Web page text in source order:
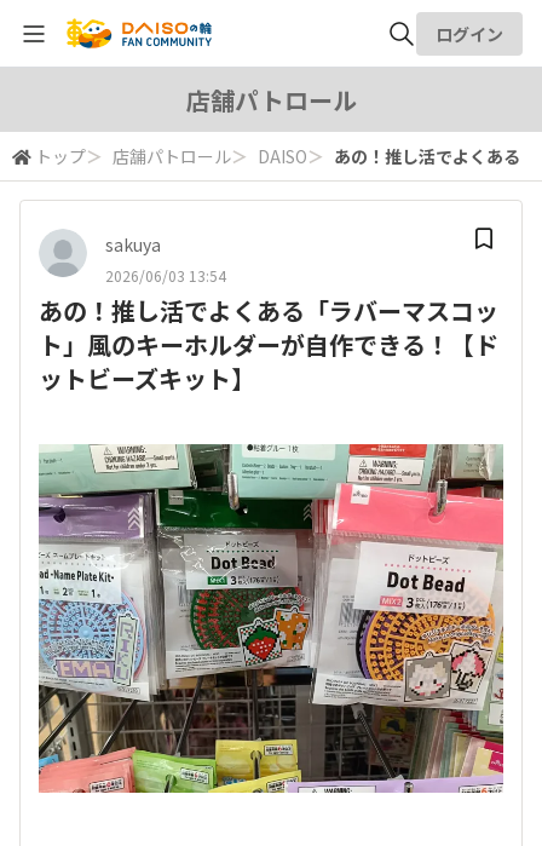
検索
ログイン
店舗パトロール
トップ＞ 店舗パトロール＞ DAISO＞ あの！推し活でよくある
sakuya
2026/06/03 13:54
あの！推し活でよくある「ラバーマスコッ
ト」風のキーホルダーが自作できる！【ド
ットビーズキット】